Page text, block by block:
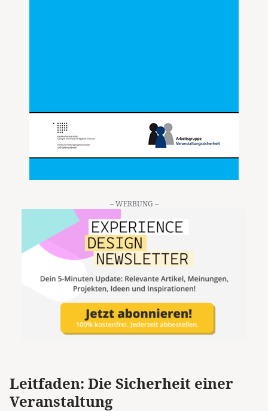
– WERBUNG –
Leitfaden: Die Sicherheit einer
Veranstaltung